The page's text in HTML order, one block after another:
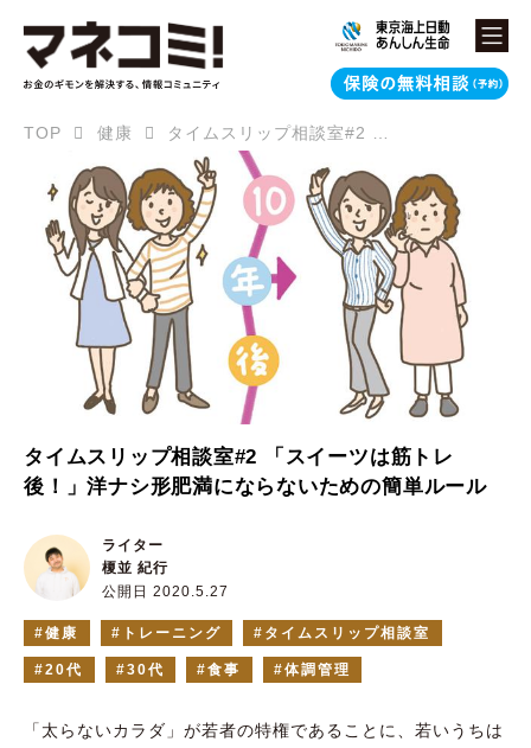
TOP 健康 タイムスリップ相談室#2 「スイーツは筋トレ後！」洋ナシ形肥満にならないための簡単ルール
タイムスリップ相談室#2 「スイーツは筋トレ
後！」洋ナシ形肥満にならないための簡単ルール
公開日 2020.5.27
ライター
榎並 紀行
健康 トレーニング タイムスリップ相談室
20代 30代 食事 体調管理
「太らないカラダ」が若者の特権であることに、若いうちは